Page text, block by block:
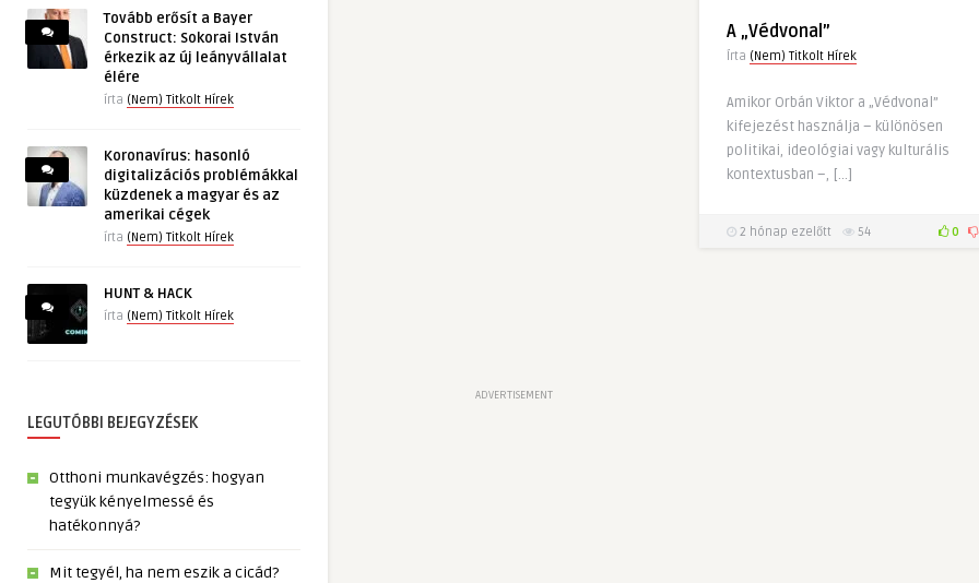
Tovább erősít a Bayer
Construct: Sokorai István
érkezik az új leányvállalat
élére
írta (Nem) Titkolt Hírek
Koronavírus: hasonló
digitalizációs problémákkal
küzdenek a magyar és az
amerikai cégek
írta (Nem) Titkolt Hírek
HUNT & HACK
írta (Nem) Titkolt Hírek
LEGUTÓBBI BEJEGYZÉSEK
Otthoni munkavégzés: hogyan
tegyük kényelmessé és
hatékonnyá?
Mit tegyél, ha nem eszik a cicád?
ADVERTISEMENT
A „Védvonal”
Írta (Nem) Titkolt Hírek
Amikor Orbán Viktor a „Védvonal”
kifejezést használja – különösen
politikai, ideológiai vagy kulturális
kontextusban –, […]
2 hónap ezelőtt 54 0